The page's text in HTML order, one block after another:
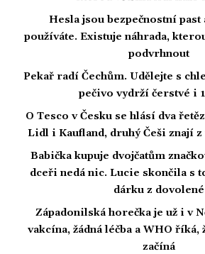
Hesla jsou bezpečnostní past
používáte. Existuje náhrada,
podvrhnout
Pekař radí Čechům. Udělejte s
pečivo vydrží čerstvé i
O Tesco v Česku se hlásí dva
Lidl i Kaufland, druhý Češi znají
Babička kupuje dvojčatům
dceři nedá nic. Lucie skončila s
dárku z dovolené
Západonilská horečka je už i v
vakcína, žádná léčba a WHO říká,
začíná